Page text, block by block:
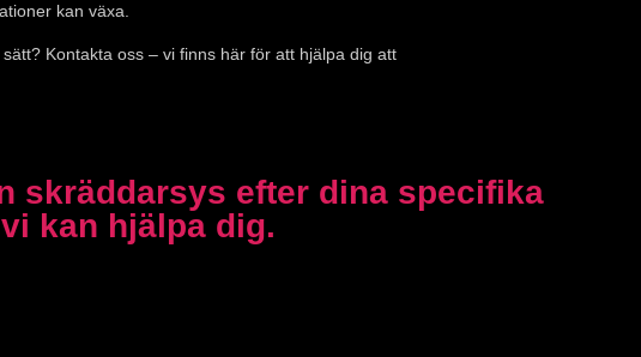
kan växa.
Kontakta oss – vi finns här för att hjälpa dig att
skräddarsys efter dina specifika
kan hjälpa dig.